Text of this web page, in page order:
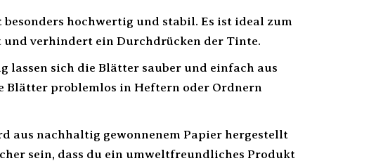
hochwertig und stabil. Es ist ideal zum
verhindert ein Durchdrücken der Tinte.
sich die Blätter sauber und einfach aus
Blätter problemlos in Heftern oder Ordnern
aus nachhaltig gewonnenem Papier hergestellt
sein, dass du ein umweltfreundliches Produkt